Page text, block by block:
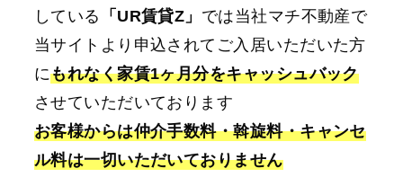
している
「UR賃貸Z」 では当社マチ不動産で
当サイトより申込されてご入居いただいた方
にもれなく家賃1ヶ月分をキャッシュバック
させていただいております
お客様からは仲介手数料・斡旋料・キャンセ
ル料は一切いただいておりません